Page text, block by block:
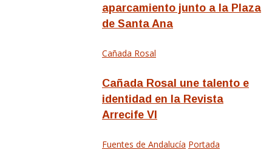
aparcamiento junto a la Plaza
de Santa Ana
Cañada Rosal
Cañada Rosal une talento e
identidad en la Revista
Arrecife VI
Fuentes de Andalucía Portada